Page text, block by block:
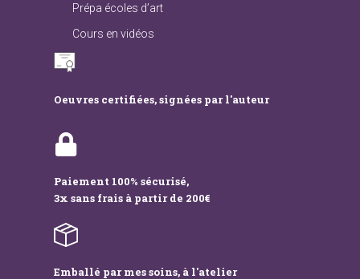
Prépa écoles d’art
Cours en vidéos
Oeuvres certifiées, signées par l'auteur
Paiement 100% sécurisé,
3x sans frais à partir de 200€
Emballé par mes soins, à l'atelier